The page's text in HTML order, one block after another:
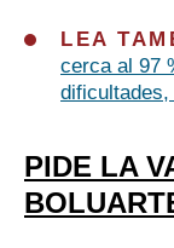
LEA
cerca al 97
dificultades,
PIDE LA